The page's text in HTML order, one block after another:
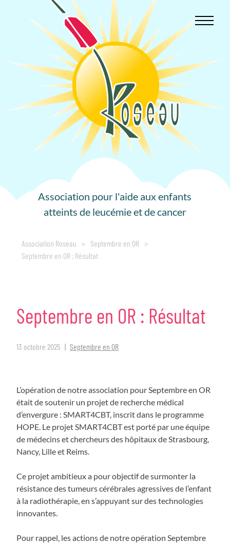
Association pour l'aide aux enfants
atteints de leucémie et de cancer
Association Roseau > Septembre en OR >
Septembre en OR : Résultat
Septembre en OR : Résultat
13 octobre 2025 Septembre en OR
L’opération de notre association pour Septembre en OR
était de soutenir un projet de recherche médical
d’envergure : SMART4CBT, inscrit dans le programme
HOPE. Le projet SMART4CBT est porté par une équipe
de médecins et chercheurs des hôpitaux de Strasbourg,
Nancy, Lille et Reims.
Ce projet ambitieux a pour objectif de surmonter la
résistance des tumeurs cérébrales agressives de l’enfant
à la radiothérapie, en s’appuyant sur des technologies
innovantes.
Pour rappel, les actions de notre opération Septembre